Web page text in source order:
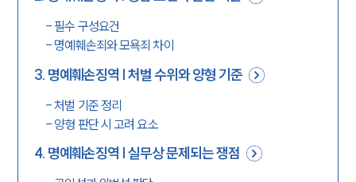
- 필수 구성요건
- 명예훼손죄와 모욕죄 차이
3. 명예훼손징역 | 처벌 수위와 양형 기준
-처벌 기준 정리
- 양형 판단 시 고려 요소
4. 명예훼손징역 | 실무상 문제되는 쟁점